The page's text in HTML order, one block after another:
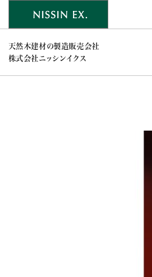
天然木建材の製造販売会社
株式会社ニッシンイクス